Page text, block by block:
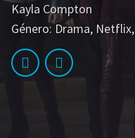
Vix+Original
Kayla Compton
Género: Drama, Netflix,